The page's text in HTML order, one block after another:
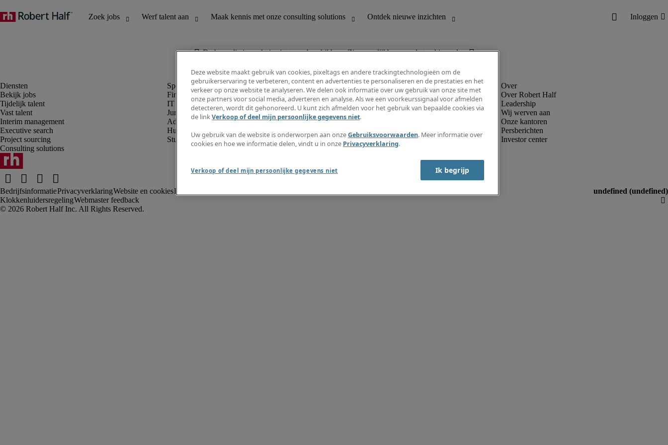
De baan die je zoekt is niet meer beschikbaar. Zie vergelijkbare resultaten hieronder.
Bekijk jobs
Tijdelijk talent
Vast talent
Interim management
Executive search
Project sourcing
Consulting solutions
Finance en boekhouding
IT en digital
Juridisch
Administratie en office support
Human resources
Student
Ontdek nieuwe inzichten
Jobomschrijvingen
Salarisgids
Timesheets
Nieuwsbrief
Maak een jobalert aan
Informatiecentrum
Over Robert Half
Leadership
Wij werven aan
Onze kantoren
Persberichten
Investor center
BedrijfsinformatiePrivacyverklaringWebsite en cookiesRekruteringsvoorwaarden
KlokkenluidersregelingWebmaster feedback
Deze website maakt gebruik van cookies, pixeltags en andere trackingtechnologieën om de
gebruikerservaring te verbeteren, content en advertenties te personaliseren en de prestaties en het
verkeer op onze website te analyseren. We delen ook informatie over uw gebruik van onze site met
onze partners voor social media, adverteren en analyse. Als we een voorkeurssignaal voor afmelden
detecteren, wordt dit gehonoreerd. U kunt zich afmelden voor het gebruik van bepaalde cookies via
de linkVerkoop of deel mijn persoonlijke gegevens niet.
Uw gebruik van de website is onderworpen aan onzeGebruiksvoorwaarden. Meer informatie over
cookies en hoe we informatie delen, vindt u in onze Privacyverklaring.
Verkoop of deel mijn persoonlijke gegevens niet Ik begrijp